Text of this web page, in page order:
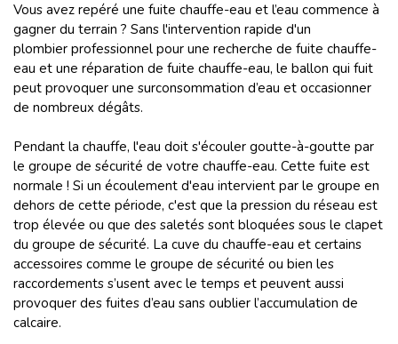
Vous avez repéré une fuite chauffe-eau et l’eau commence à
gagner du terrain ? Sans l'intervention rapide d'un
plombier professionnel pour une recherche de fuite chauffe-
eau et une réparation de fuite chauffe-eau, le ballon qui fuit
peut provoquer une surconsommation d’eau et occasionner
de nombreux dégâts.
Pendant la chauffe, l'eau doit s'écouler goutte-à-goutte par
le groupe de sécurité de votre chauffe-eau. Cette fuite est
normale ! Si un écoulement d'eau intervient par le groupe en
dehors de cette période, c'est que la pression du réseau est
trop élevée ou que des saletés sont bloquées sous le clapet
du groupe de sécurité. La cuve du chauffe-eau et certains
accessoires comme le groupe de sécurité ou bien les
raccordements s’usent avec le temps et peuvent aussi
provoquer des fuites d’eau sans oublier l’accumulation de
calcaire.